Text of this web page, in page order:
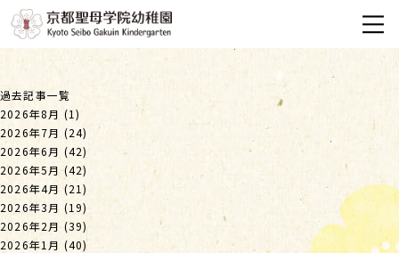
過去記事一覧
2026年8月 (1)
2026年7月 (24)
2026年6月 (42)
2026年5月 (42)
2026年4月 (21)
2026年3月 (19)
2026年2月 (39)
2026年1月 (40)